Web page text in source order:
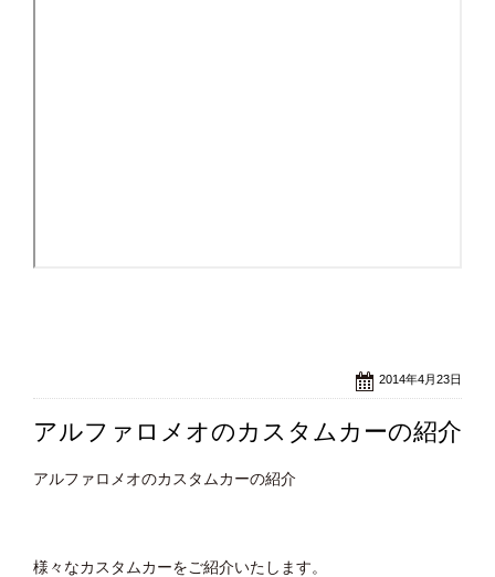
2014年4月23日
アルファロメオのカスタムカーの紹介
アルファロメオのカスタムカーの紹介
様々なカスタムカーをご紹介いたします。